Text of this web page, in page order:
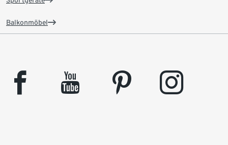
Balkonmöbel
facebook youtube pinterest instagram